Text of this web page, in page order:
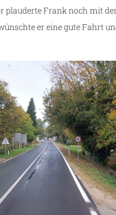
plauderte Frank noch mit
er eine gute Fahrt